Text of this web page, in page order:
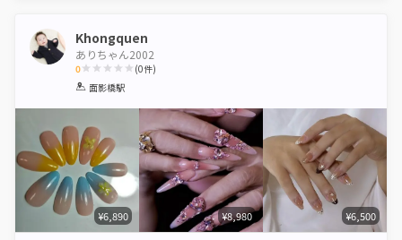
Khongquen
ありちゃん2002
0
1 2 3 4 5
(0件)
面影橋駅
¥6,890 ¥8,980 ¥6,500